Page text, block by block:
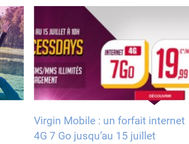
Virgin Mobile : un forfait internet
4G 7 Go jusqu’au 15 juillet